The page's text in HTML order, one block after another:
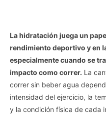
La hidratación juega un
rendimiento deportivo y en
especialmente cuando se
impacto como correr. La
correr sin beber agua
intensidad del ejercicio, la
y la condición física de cada